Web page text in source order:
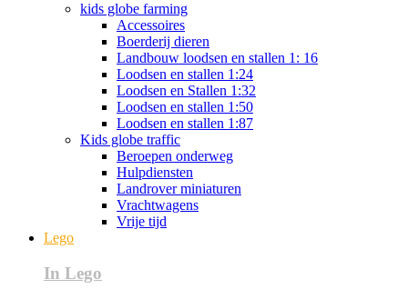
kids globe farming
Accessoires
Boerderij dieren
Landbouw loodsen en stallen 1: 16
Loodsen en stallen 1:24
Loodsen en Stallen 1:32
Loodsen en stallen 1:50
Loodsen en stallen 1:87
Kids globe traffic
Beroepen onderweg
Hulpdiensten
Landrover miniaturen
Vrachtwagens
Vrije tijd
Lego
In Lego